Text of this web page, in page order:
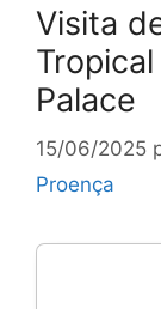
Visita
Palace
15/06/2025
Proença